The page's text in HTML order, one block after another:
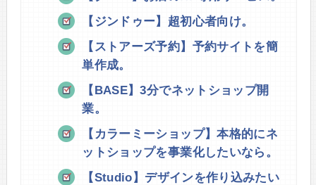
【ジンドゥー】超初心者向け。
【ストアーズ予約】予約サイトを簡
単作成。
【BASE】3分でネットショップ開
業。
【カラーミーショップ】本格的にネ
ットショップを事業化したいなら。
【Studio】デザインを作り込みたい